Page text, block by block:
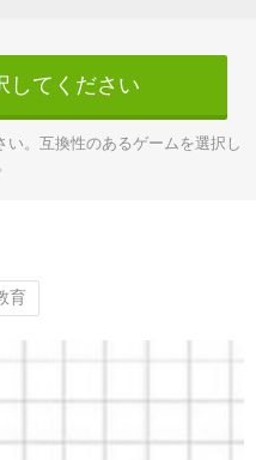
してください
。互換性のあるゲームを選択し
育